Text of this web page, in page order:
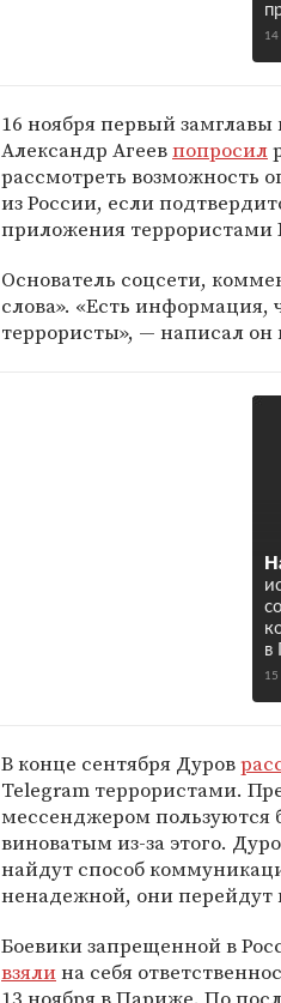
14
16 ноября первый
Александр Агеевпопросил
рассмотреть возможность
из России, если
приложения террористами
Основатель соцсети,
слова». «Есть
террористы», — написал он
в
15
В конце сентября Дуров
Telegram террористами.
мессенджером пользуются
виноватым из-за этого.
найдут способ
ненадежной, они перейдут
Боевики запрещенной в
взялина себя